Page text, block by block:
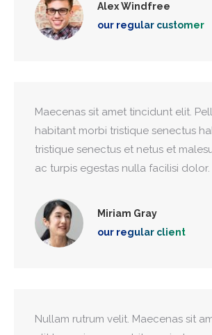
Alex Windfree
our regular customer
Miriam Gray
our regular client
Maecenas sit amet tincidunt elit.
habitant morbi tristique senectus
tristique senectus et netus et
ac turpis egestas nulla facilisi dolor.
Nullam rutrum velit. Maecenas sit